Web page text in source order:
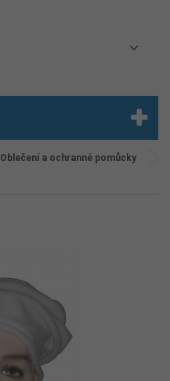
Oblečení a ochranné pomůcky